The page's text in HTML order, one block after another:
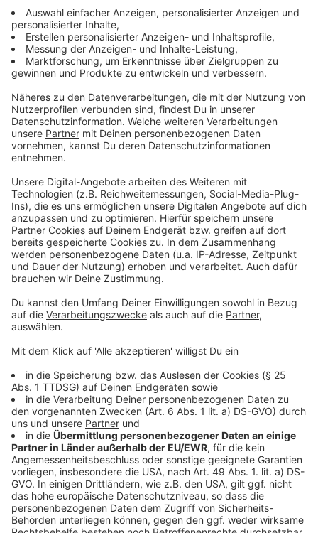
Denn die Abbuchung komme auf jeden Fall noch von
der Stadt.
Auch die Elternbeiträge kann die Stadt Euskirchen
aktuell noch nicht abbuchen.
Anzeige
Großer Hackerangriff im Oktober
Seit dem großangelegten Hackerangriff Ende Oktober
sind die Systeme der Stadt Euskrichen zum Teil
gestört. Mitte Januar hatten die Stadt Euskirchen und
die Kreisverwaltung mitgeteilt, dass sie wieder
Dienstleister Südwestfalen.IT hat 70 Kommunen
betroffen. Auch die Stadt Schleiden hatte Probleme.
Ihr Bürgerbüro ist seit Mitte Januar wieder vollständig
Anzeige
Anzeige